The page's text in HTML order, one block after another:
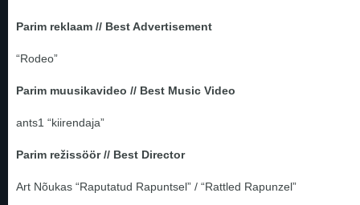
Parim reklaam // Best Advertisement
“Rodeo”
Parim muusikavideo // Best Music Video
ants1 “kiirendaja”
Parim režissöör // Best Director
Art Nõukas “Raputatud Rapuntsel” / “Rattled Rapunzel”